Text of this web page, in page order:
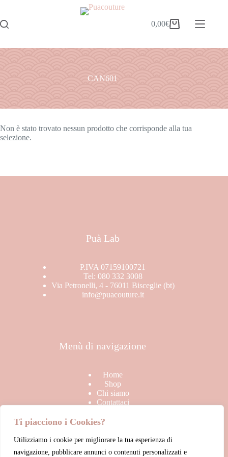
Ti piacciono i Cookies?
Utilizziamo i cookie per migliorare la tua esperienza di
navigazione, pubblicare annunci o contenuti personalizzati e
0,00€
CAN601
Non è stato trovato nessun prodotto che corrisponde alla tua
selezione.
Puà Lab
P.IVA 07159100721
Tel: 080 332 3008
Via Petronelli, 4 - 76011 Bisceglie (bt)
info@puacouture.it
Menù di navigazione
Home
Shop
Chi siamo
Contattaci
Link Utili